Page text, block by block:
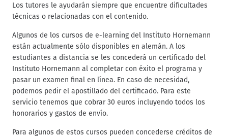
Los tutores le ayudarán siempre que encuentre dificultades
técnicas o relacionadas con el contenido.
Algunos de los cursos de e-learning del Instituto Hornemann
están actualmente sólo disponibles en alemán. A los
estudiantes a distancia se les concederá un certificado del
Instituto Hornemann al completar con éxito el programa y
pasar un examen final en línea. En caso de necesidad,
podemos pedir el apostillado del certificado. Para este
servicio tenemos que cobrar 30 euros incluyendo todos los
honorarios y gastos de envío.
Para algunos de estos cursos pueden concederse créditos de